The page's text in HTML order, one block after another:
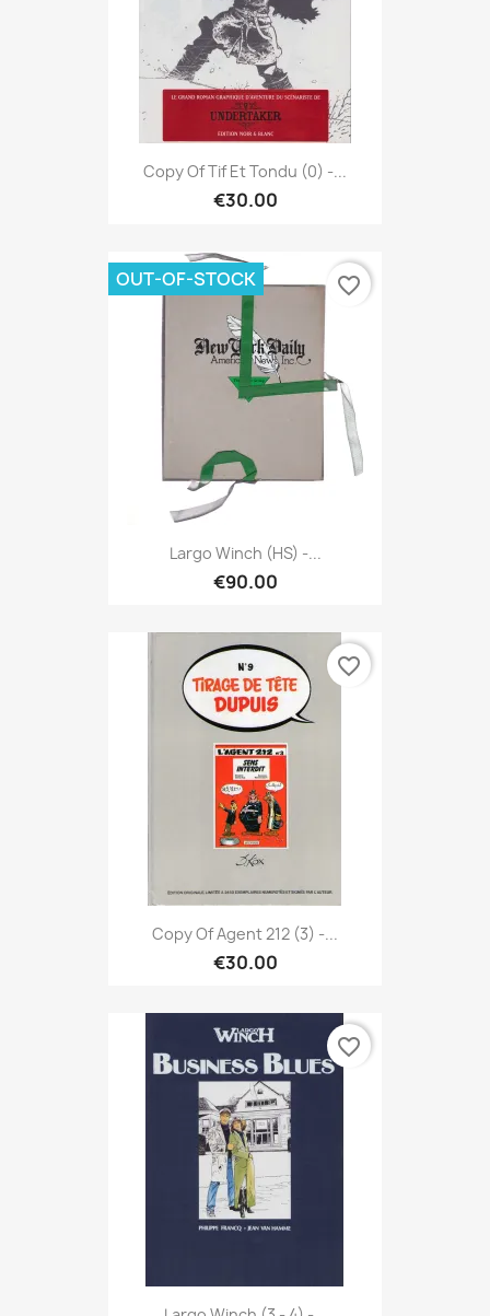
Copy Of Tif Et Tondu (0) -...
€30.00
Largo Winch (HS) -...
€90.00
OUT-OF-STOCK favorite_border
Copy Of Agent 212 (3) -...
€30.00
favorite_border
favorite_border